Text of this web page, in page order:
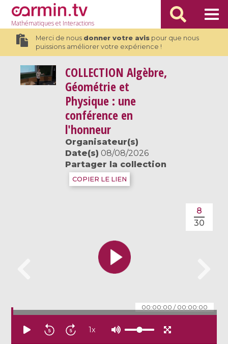
Mathématiqueset Interactions
Merci de nous donner votre avispour que nous
puissions améliorer votre expérience !
COLLECTION Algèbre,
Géométrie et
Physique : une
conférence en
l'honneur
Organisateur(s)
Date(s) 08/08/2026
Partager la collection
COPIER LE LIEN
00:00:00 / 00:00:00
8
30
1x